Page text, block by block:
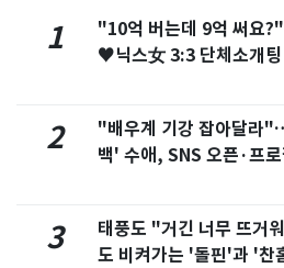
1
"10억 버는데 9억 써요
♥닉스女 3:3 단체소개팅
2
"배우계 기강 잡아달라
백' 수애, SNS 오픈·프
3
태풍도 "거긴 너무 뜨거
도 비켜가는 '돌핀'과 '찬